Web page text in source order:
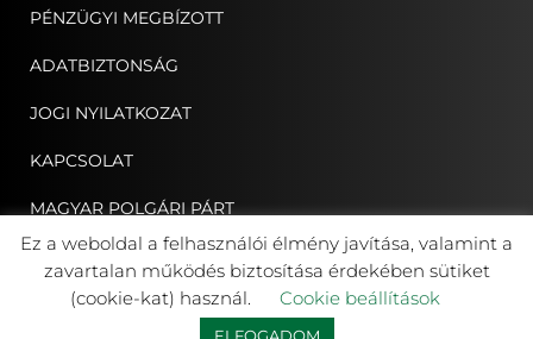
PÉNZÜGYI MEGBÍZOTT
ADATBIZTONSÁG
JOGI NYILATKOZAT
KAPCSOLAT
MAGYAR POLGÁRI PÁRT
ERDÉLYI MAGYAR NÉPPÁRT
Ez a weboldal a felhasználói élmény javítása, valamint a
zavartalan működés biztosítása érdekében sütiket
(cookie-kat) használ.
Cookie beállítások